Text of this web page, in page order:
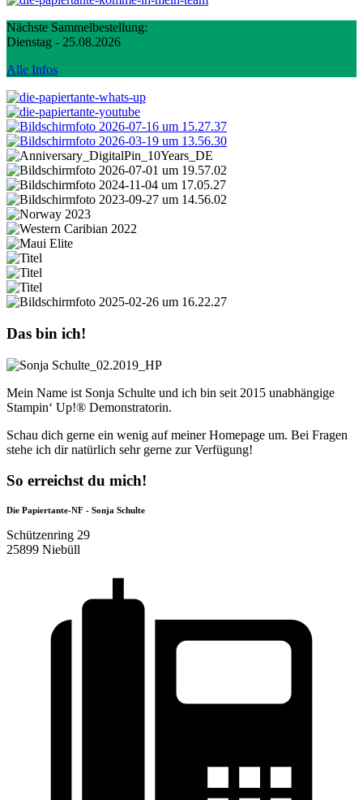
Nächste Sammelbestellung:
Dienstag - 25.08.2026
Alle Infos
Das bin ich!
Mein Name ist Sonja Schulte und ich bin seit 2015 unabhängige
Stampin‘ Up!® Demonstratorin.
Schau dich gerne ein wenig auf meiner Homepage um. Bei Fragen
stehe ich dir natürlich sehr gerne zur Verfügung!
So erreichst du mich!
Die Papiertante-NF - Sonja Schulte
Schützenring 29
25899 Niebüll